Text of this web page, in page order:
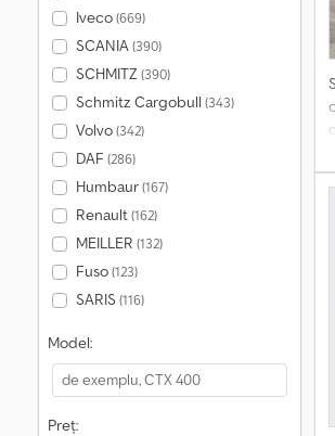
Iveco(669)
SCANIA(390)
SCHMITZ(390)
Schmitz Cargobull (343)
Volvo(342)
DAF (286)
Humbaur(167)
Renault(162)
MEILLER (132)
Fuso(123)
SARIS (116)
Model:
Preț: